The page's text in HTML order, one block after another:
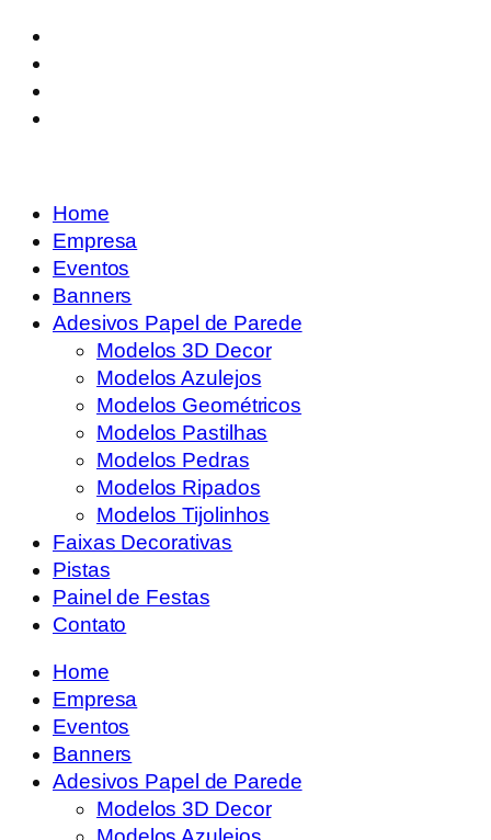
Home
Empresa
Eventos
Banners
Adesivos Papel de Parede
Modelos 3D Decor
Modelos Azulejos
Modelos Geométricos
Modelos Pastilhas
Modelos Pedras
Modelos Ripados
Modelos Tijolinhos
Faixas Decorativas
Pistas
Painel de Festas
Contato
Home
Empresa
Eventos
Banners
Adesivos Papel de Parede
Modelos 3D Decor